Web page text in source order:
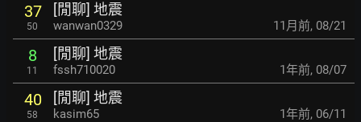
37
50
[閒聊] 地震
wanwan0329 11月前, 08/21
8
11
[閒聊] 地震
fssh710020 1年前, 08/07
40
58
[閒聊] 地震
kasim65 1年前, 06/11